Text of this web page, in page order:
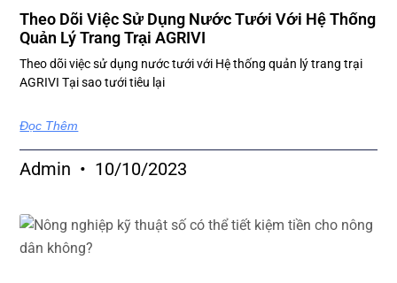
Theo Dõi Việc Sử Dụng Nước Tưới Với Hệ Thống
Quản Lý Trang Trại AGRIVI
Theo dõi việc sử dụng nước tưới với Hệ thống quản lý trang trại
AGRIVI Tại sao tưới tiêu lại
Đọc Thêm
Admin 10/10/2023